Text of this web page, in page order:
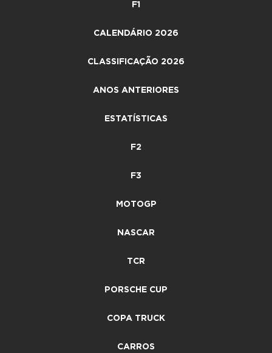
F1
CALENDÁRIO 2026
CLASSIFICAÇÃO 2026
ANOS ANTERIORES
ESTATÍSTICAS
F2
F3
MOTOGP
NASCAR
TCR
PORSCHE CUP
COPA TRUCK
CARROS